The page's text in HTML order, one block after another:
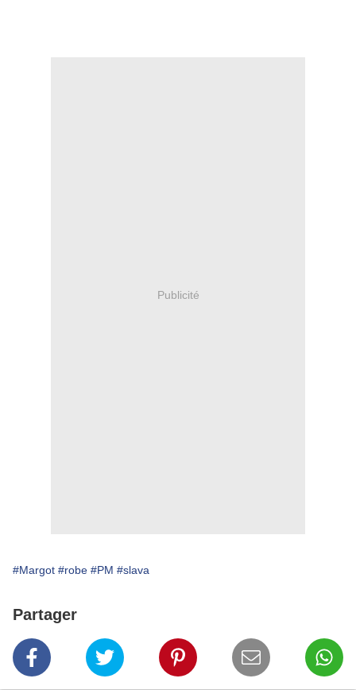
Publicité
#Margot #robe #PM #slava
Partager